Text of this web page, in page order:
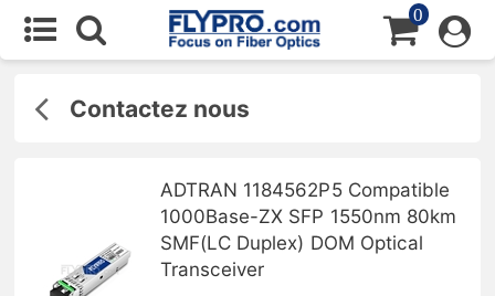
0
Contactez nous
ADTRAN 1184562P5 Compatible
1000Base-ZX SFP 1550nm 80km
SMF(LC Duplex) DOM Optical
Transceiver